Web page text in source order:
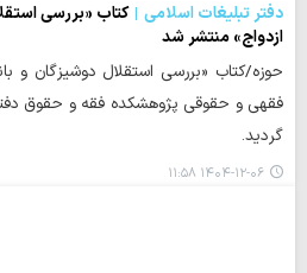
دفتر تبلیغات اسلامی
کتاب «بررسی
ازدواج» منتشر شد
حوزه/کتاب «بررسی استقلال دوشیزگان و
فقهی و حقوقی پژوهشکده فقه و حقوق
گردید.
۱۴۰۴-۱۲-۰۶ ۱۱:۵۸